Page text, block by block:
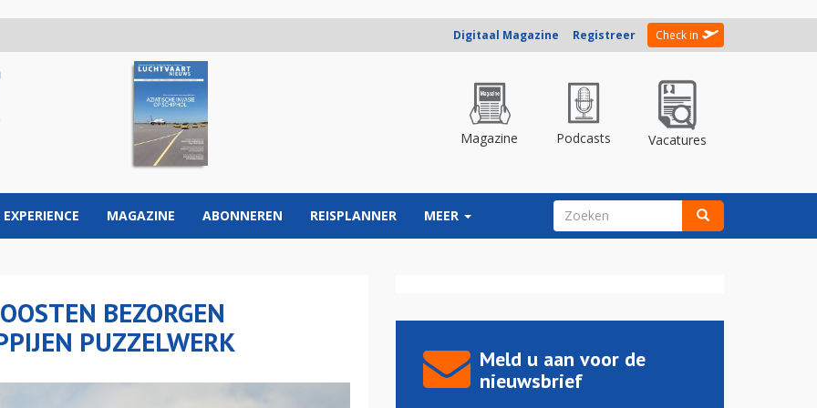
Digitaal Magazine Registreer Check in
Magazine Podcasts Vacatures
EXPERIENCE MAGAZINE ABONNEREN REISPLANNER MEER ZOEKVELD
BEZORGEN
PUZZELWERK
Meld u aan voor de
nieuwsbrief